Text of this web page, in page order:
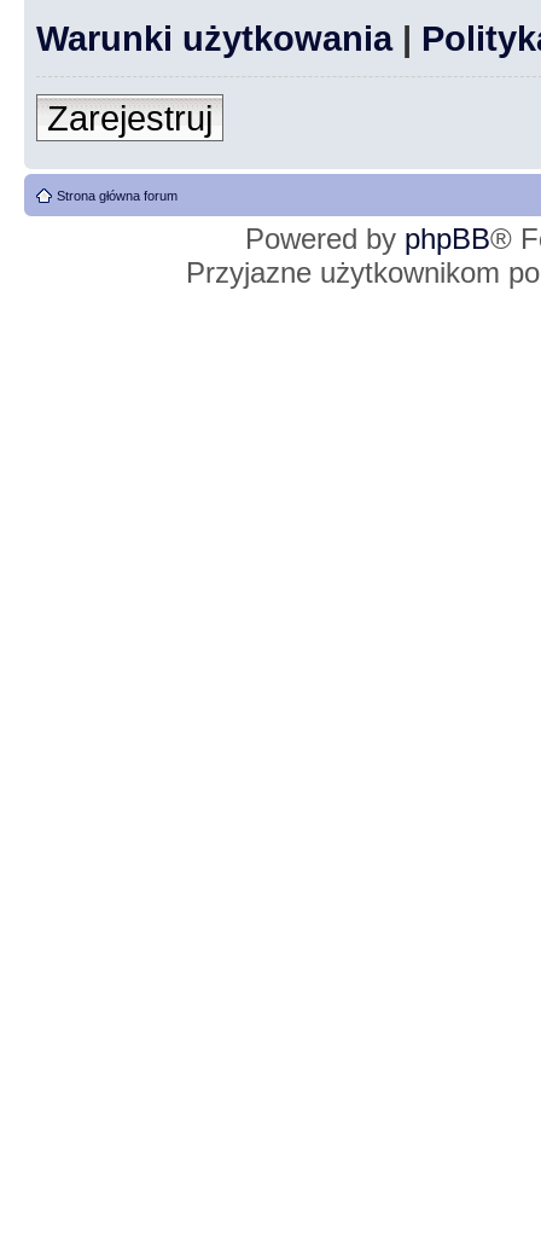
Warunki użytkowania|
Zarejestruj
Strona główna forum
Powered by phpBB®
Przyjazne użytkownikom